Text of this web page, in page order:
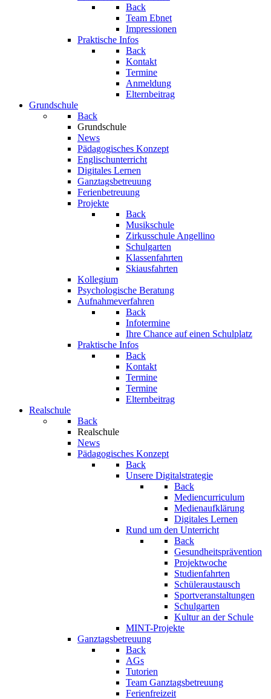
Back
Team Ebnet
Impressionen
Praktische Infos
Back
Kontakt
Termine
Anmeldung
Elternbeitrag
Grundschule
Back
Grundschule
News
Pädagogisches Konzept
Englischunterricht
Digitales Lernen
Ganztagsbetreuung
Ferienbetreuung
Projekte
Back
Musikschule
Zirkusschule Angellino
Schulgarten
Klassenfahrten
Skiausfahrten
Kollegium
Psychologische Beratung
Aufnahmeverfahren
Back
Infotermine
Ihre Chance auf einen Schulplatz
Praktische Infos
Back
Kontakt
Termine
Termine
Elternbeitrag
Realschule
Back
Realschule
News
Pädagogisches Konzept
Back
Unsere Digitalstrategie
Back
Mediencurriculum
Medienaufklärung
Digitales Lernen
Rund um den Unterricht
Back
Gesundheitsprävention
Projektwoche
Studienfahrten
Schüleraustausch
Sportveranstaltungen
Schulgarten
Kultur an der Schule
MINT-Projekte
Ganztagsbetreuung
Back
AGs
Tutorien
Team Ganztagsbetreuung
Ferienfreizeit